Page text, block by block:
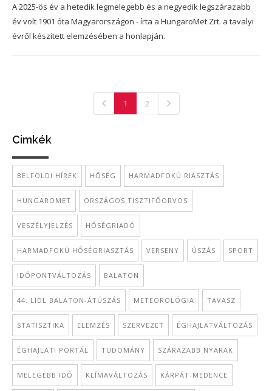
A 2025-ös év a hetedik legmelegebb és a negyedik legszárazabb
év volt 1901 óta Magyarországon - írta a HungaroMet Zrt. a tavalyi
évről készített elemzésében a honlapján.
1 2
Cimkék
BELFÖLDI HÍREK HŐSÉG HARMADFOKÚ RIASZTÁS
HUNGAROMET ORSZÁGOS TISZTIFŐORVOS
VESZÉLYJELZÉS HŐSÉGRIADÓ
HARMADFOKÚ HŐSÉGRIASZTÁS VERSENY ÚSZÁS SPORT
IDŐPONTVÁLTOZÁS BALATON
44. LIDL BALATON-ÁTÚSZÁS METEOROLÓGIA TAVASZ
STATISZTIKA ELEMZÉS SZERVEZET ÉGHAJLATVÁLTOZÁS
ÉGHAJLATI PORTÁL TUDOMÁNY SZÁRAZABB NYARAK
MELEGEBB IDŐ KLÍMAVÁLTOZÁS KÁRPÁT-MEDENCE